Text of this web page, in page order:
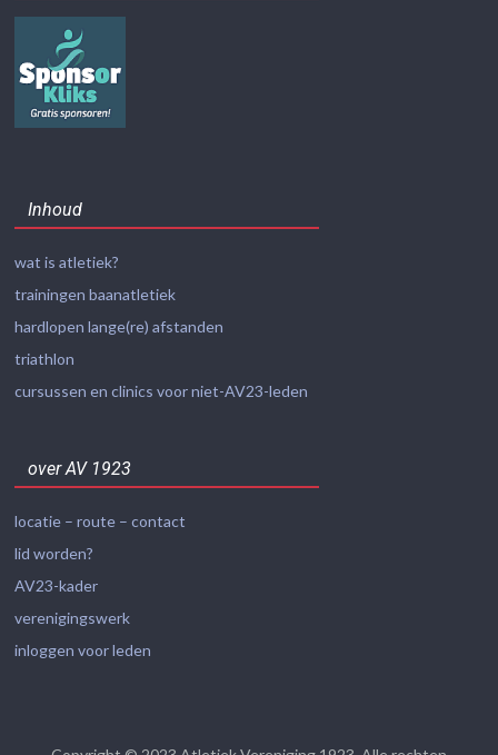
Inhoud
wat is atletiek?
trainingen baanatletiek
hardlopen lange(re) afstanden
triathlon
cursussen en clinics voor niet-AV23-leden
over AV 1923
locatie – route – contact
lid worden?
AV23-kader
verenigingswerk
inloggen voor leden